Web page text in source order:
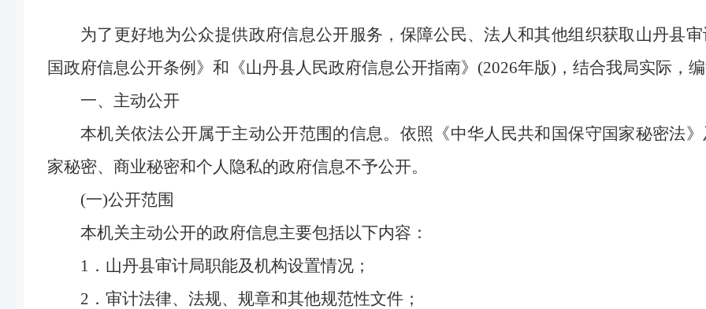
为了更好地为公众提供政府信息公开服务，保障公民、法人和其他组织获取山丹县
国政府信息公开条例》和《山丹县人民政府信息公开指南》(2026年版)，结合我局实际，
一、主动公开
本机关依法公开属于主动公开范围的信息。依照《中华人民共和国保守国家秘密法
家秘密、商业秘密和个人隐私的政府信息不予公开。
(一)公开范围
本机关主动公开的政府信息主要包括以下内容：
1．山丹县审计局职能及机构设置情况；
2．审计法律、法规、规章和其他规范性文件；